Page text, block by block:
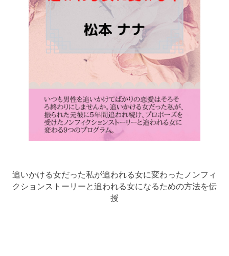
追いかける女だった私が追われる女に変わったノンフィ
クションストーリーと追われる女になるための方法を伝
授